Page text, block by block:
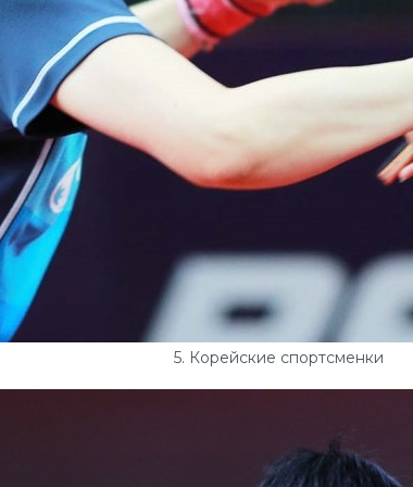
5. Корейские спортсменки